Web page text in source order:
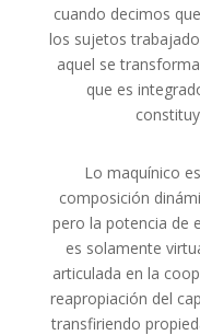
cuando decimos
los sujetos
aquel se
que es
Lo maquínico
composición
pero la potencia de
es solamente
articulada en la
reapropiación del
transfiriendo